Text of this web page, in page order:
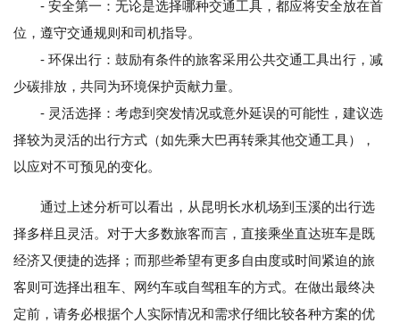
- 安全第一：无论是选择哪种交通工具，都应将安全放在首
位，遵守交通规则和司机指导。
- 环保出行：鼓励有条件的旅客采用公共交通工具出行，减
少碳排放，共同为环境保护贡献力量。
- 灵活选择：考虑到突发情况或意外延误的可能性，建议选
择较为灵活的出行方式（如先乘大巴再转乘其他交通工具），
以应对不可预见的变化。
通过上述分析可以看出，从昆明长水机场到玉溪的出行选
择多样且灵活。对于大多数旅客而言，直接乘坐直达班车是既
经济又便捷的选择；而那些希望有更多自由度或时间紧迫的旅
客则可选择出租车、网约车或自驾租车的方式。在做出最终决
定前，请务必根据个人实际情况和需求仔细比较各种方案的优